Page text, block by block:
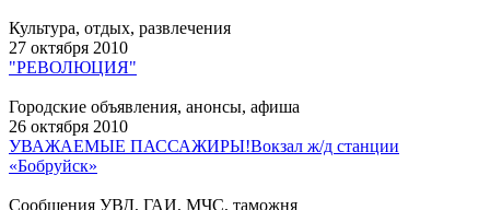
Культура, отдых, развлечения
27 октября 2010
"РЕВОЛЮЦИЯ"
Городские объявления, анонсы, афиша
26 октября 2010
УВАЖАЕМЫЕ ПАССАЖИРЫ!Вокзал ж/д станции
«Бобруйск»
Сообщения УВД, ГАИ, МЧС, таможня